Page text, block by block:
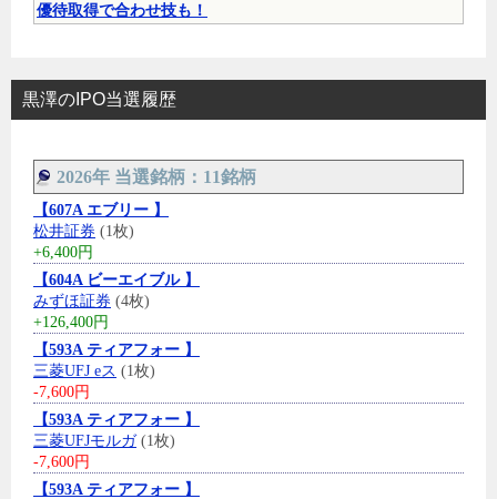
優待取得で合わせ技も！
黒澤のIPO当選履歴
2026年 当選銘柄：11銘柄
【607A エブリー 】
松井証券 (1枚)
+6,400円
【604A ビーエイブル 】
みずほ証券 (4枚)
+126,400円
【593A ティアフォー 】
三菱UFJ eス (1枚)
-7,600円
【593A ティアフォー 】
三菱UFJモルガ(1枚)
-7,600円
【593A ティアフォー 】